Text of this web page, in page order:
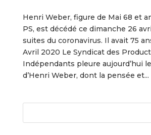
Henri Weber, figure de Mai 68 et
PS, est décédé ce dimanche 26
suites du coronavirus. Il avait 75
Avril 2020 Le Syndicat des
Indépendants pleure aujourd’hui
d’Henri Weber, dont la pensée et...